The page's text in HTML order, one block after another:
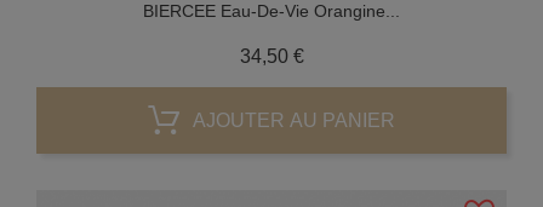
BIERCEE Eau-De-Vie Orangine...
34,50 €Prix
AJOUTER AU PANIER